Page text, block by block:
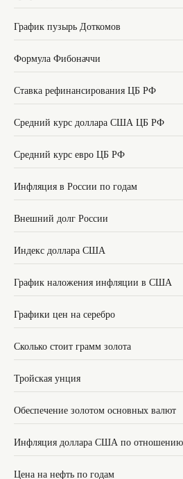
График пузырь Доткомов
Формула Фибоначчи
Ставка рефинансирования ЦБ РФ
Средний курс доллара США ЦБ РФ
Средний курс евро ЦБ РФ
Инфляция в России по годам
Внешний долг России
Индекс доллара США
График наложения инфляции в США
Графики цен на серебро
Сколько стоит грамм золота
Тройская унция
Обеспечение золотом основных валют
Инфляция доллара США по отношению
Цена на нефть по годам